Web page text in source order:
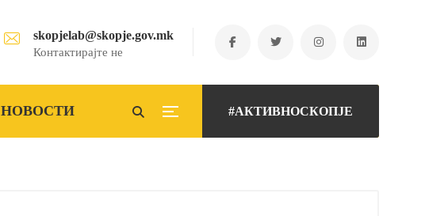
skopjelab@skopje.gov.mk
Контактирајте не
#АКТИВНОСКОПЈЕ
НОВОСТИ